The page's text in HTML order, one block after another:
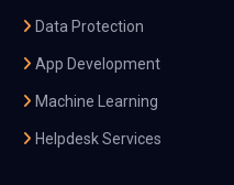
Data Protection
App Development
Machine Learning
Helpdesk Services